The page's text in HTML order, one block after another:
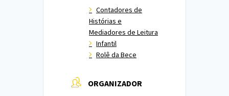
Contadores de
Histórias e
Mediadores de Leitura
Infantil
Rolê da Bece
ORGANIZADOR